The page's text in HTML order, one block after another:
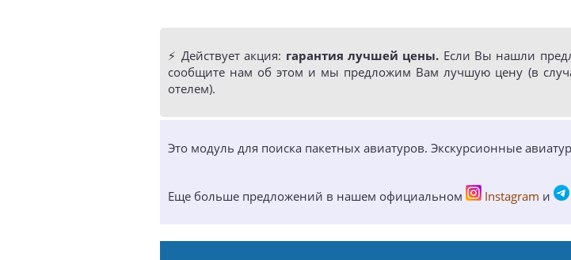
⚡️ Действует акция: гарантия лучшей цены. Если Вы нашли
сообщите нам об этом и мы предложим Вам лучшую цену (в
отелем).
Это модуль для поиска пакетных авиатуров. Экскурсионные
Еще больше предложений в нашем официальном Instagram и